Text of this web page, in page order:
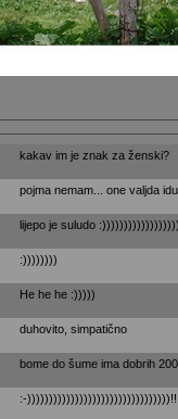
kakav im je znak za ženski?
pojma nemam... one valjda
lijepo je suludo
:))))))))
He he he :)))))
duhovito, simpatično
bome do šume ima dobrih
:-